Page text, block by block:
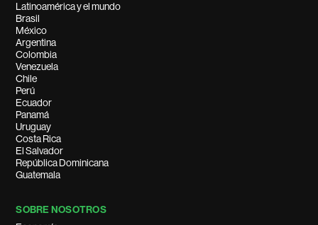
Latinoamérica y el mundo
Brasil
México
Argentina
Colombia
Venezuela
Chile
Perú
Ecuador
Panamá
Uruguay
Costa Rica
El Salvador
República Dominicana
Guatemala
SOBRE NOSOTROS